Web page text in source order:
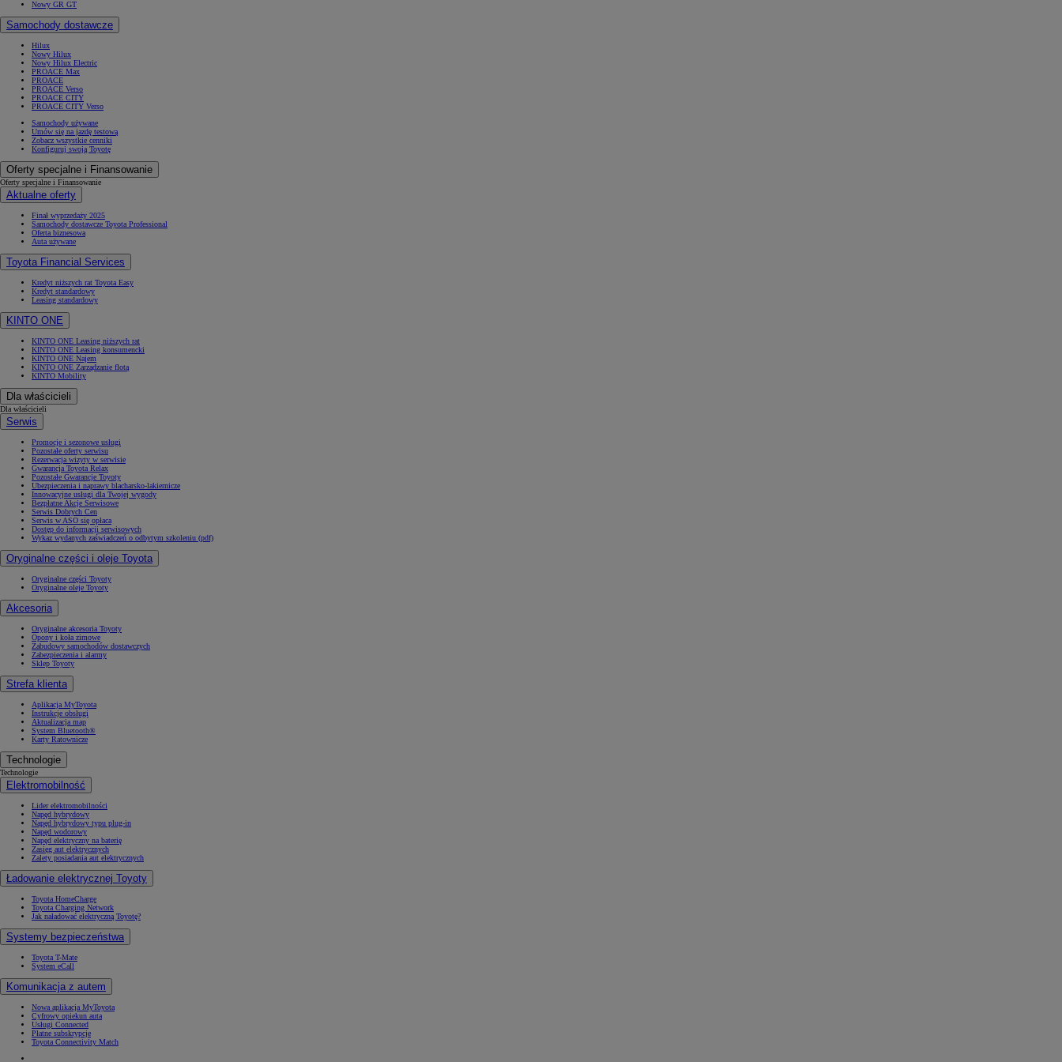
Nowy GR GT
Samochody dostawcze
Hilux
Nowy Hilux
Nowy Hilux Electric
PROACE Max
PROACE
PROACE Verso
PROACE CITY
PROACE CITY Verso
Samochody używane
Umów się na jazdę testową
Zobacz wszystkie cenniki
Konfiguruj swoją Toyotę
Oferty specjalne i Finansowanie
Oferty specjalne i Finansowanie
Aktualne oferty
Finał wyprzedaży 2025
Samochody dostawcze Toyota Professional
Oferta biznesowa
Auta używane
Toyota Financial Services
Kredyt niższych rat Toyota Easy
Kredyt standardowy
Leasing standardowy
KINTO ONE
KINTO ONE Leasing niższych rat
KINTO ONE Leasing konsumencki
KINTO ONE Najem
KINTO ONE Zarządzanie flotą
KINTO Mobility
Dla właścicieli
Dla właścicieli
Serwis
Promocje i sezonowe usługi
Pozostałe oferty serwisu
Rezerwacja wizyty w serwisie
Gwarancja Toyota Relax
Pozostałe Gwarancje Toyoty
Ubezpieczenia i naprawy blacharsko-lakiernicze
Innowacyjne usługi dla Twojej wygody
Bezpłatne Akcje Serwisowe
Serwis Dobrych Cen
Serwis w ASO się opłaca
Dostęp do informacji serwisowych
Wykaz wydanych zaświadczeń o odbytym szkoleniu (pdf)
Oryginalne części i oleje Toyota
Oryginalne części Toyoty
Oryginalne oleje Toyoty
Akcesoria
Oryginalne akcesoria Toyoty
Opony i koła zimowe
Zabudowy samochodów dostawczych
Zabezpieczenia i alarmy
Sklep Toyoty
Strefa klienta
Aplikacja MyToyota
Instrukcje obsługi
Aktualizacja map
System Bluetooth®
Karty Ratownicze
Technologie
Technologie
Elektromobilność
Lider elektromobilności
Napęd hybrydowy
Napęd hybrydowy typu plug-in
Napęd wodorowy
Napęd elektryczny na baterię
Zasięg aut elektrycznych
Zalety posiadania aut elektrycznych
Ładowanie elektrycznej Toyoty
Toyota HomeCharge
Toyota Charging Network
Jak naładować elektryczną Toyotę?
Systemy bezpieczeństwa
Toyota T-Mate
System eCall
Komunikacja z autem
Nowa aplikacja MyToyota
Cyfrowy opiekun auta
Usługi Connected
Płatne subskrypcje
Toyota Connectivity Match